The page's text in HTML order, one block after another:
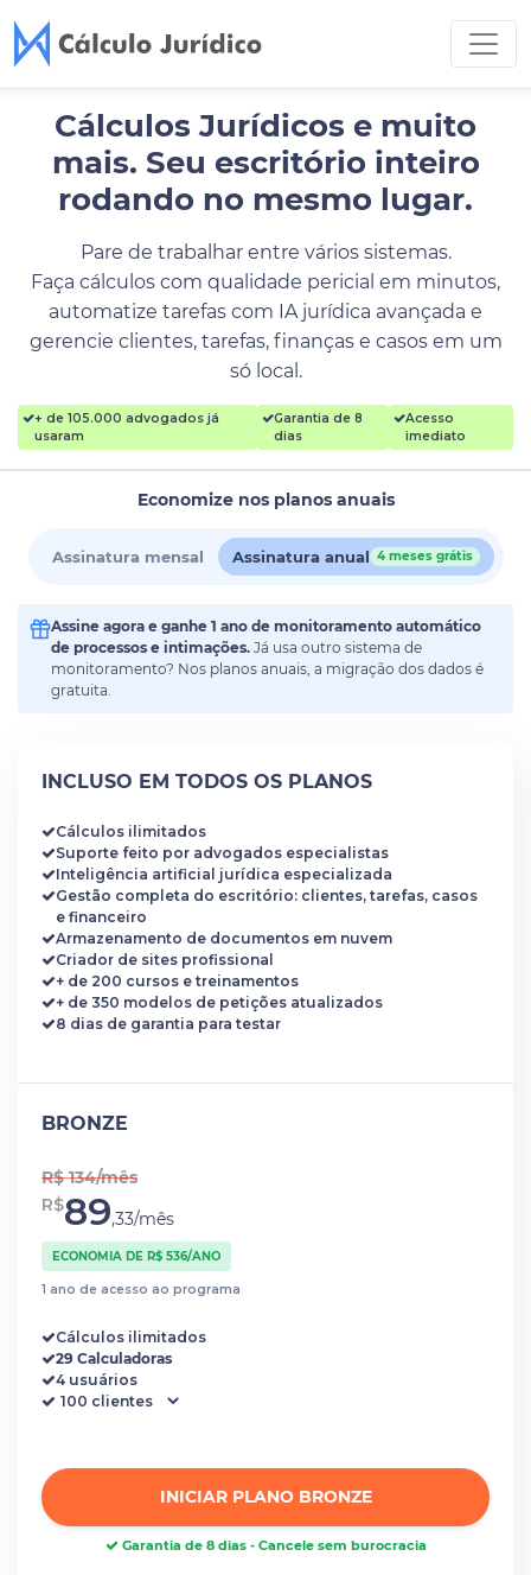
Cálculos Jurídicos e muito
mais. Seu escritório inteiro
rodando no mesmo lugar.
Pare de trabalhar entre vários sistemas.
Faça cálculos com qualidade pericial em minutos,
automatize tarefas com IA jurídica avançada e
gerencie clientes, tarefas, finanças e casos em um
só local.
+ de 105.000 advogados já
usaram
Garantia de 8
dias
Acesso
imediato
Economize nos planos anuais
Assinatura mensal Assinatura anual 4 meses grátis
Assine agora e ganhe 1 ano de monitoramento automático
de processos e intimações. Já usa outro sistema de
monitoramento? Nos planos anuais, a migração dos dados é
gratuita.
INCLUSO EM TODOS OS PLANOS
Cálculos ilimitados
Suporte feito por advogados especialistas
Inteligência artificial jurídica especializada
Gestão completa do escritório: clientes, tarefas, casos
e financeiro
Armazenamento de documentos em nuvem
Criador de sites profissional
+ de 200 cursos e treinamentos
+ de 350 modelos de petições atualizados
8 dias de garantia para testar
BRONZE
R$ 134/mês
R$89,33/mês
ECONOMIA DE R$ 536/ANO
1 ano de acesso ao programa
Cálculos ilimitados
29 Calculadoras
4 usuários
INICIAR PLANO BRONZE
Garantia de 8 dias - Cancele sem burocracia